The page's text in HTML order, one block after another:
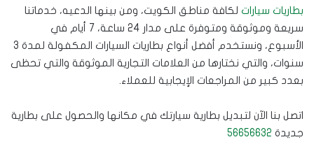
بطاريات سيارات لكافة مناطق الكويت، ومن بينها الدعيه، خدماتنا
سريعة وموثوقة ومتوفرة على مدار 24 ساعة، 7 أيام في
الأسبوع، ونستخدم أفضل أنواع بطاريات السيارات المكفولة لمدة 3
سنوات، والتي نختارها من العلامات التجارية الموثوقة والتي تحظى
بعدد كبير من المراجعات الإيجابية للعملاء.
اتصل بنا الآن لتبديل بطارية سيارتك في مكانها والحصول على بطارية
جديدة 56656632